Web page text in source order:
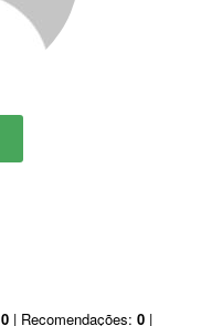
0 | Recomendações: 0 |